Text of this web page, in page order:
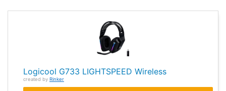
Logicool G733 LIGHTSPEED Wireless
created by Rinker